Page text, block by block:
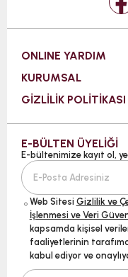
ONLINE YARDIM
KURUMSAL
GİZLİLİK POLİTİKASI
E-BÜLTEN ÜYELİĞİ
E-bültenimize kayıt ol,
Web Sitesi Gizlilik ve
İşlenmesi ve Veri
kapsamda kişisel
faaliyetlerinin tarafıma
kabul ediyor ve